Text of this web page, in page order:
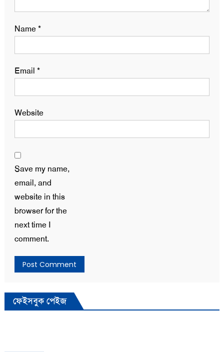
Name*
Email *
Website
Save my name,
email, and
website in this
browser for the
next time I
comment.
ফেইসবুক পেইজ